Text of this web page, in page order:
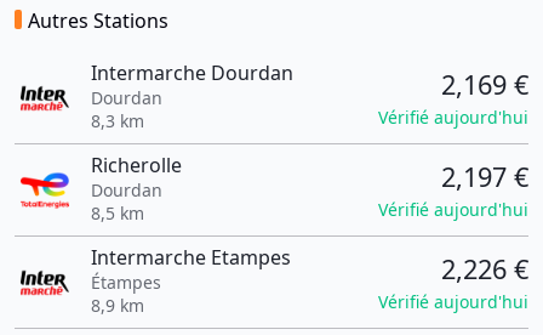
Autres Stations
Intermarche Dourdan
Dourdan
8,3 km
2,169 €
Vérifié aujourd'hui
Richerolle
Dourdan
8,5 km
2,197 €
Vérifié aujourd'hui
Intermarche Etampes
Étampes
8,9 km
2,226 €
Vérifié aujourd'hui